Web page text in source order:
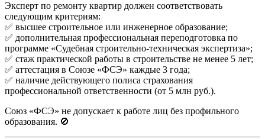
Эксперт по ремонту квартир должен соответствовать
следующим критериям:
✅ высшее строительное или инженерное образование;
✅ дополнительная профессиональная переподготовка по
программе «Судебная строительно-техническая экспертиза»;
✅ стаж практической работы в строительстве не менее 5 лет;
✅ аттестация в Союзе «ФСЭ» каждые 3 года;
✅ наличие действующего полиса страхования
профессиональной ответственности (от 5 млн руб.).
Союз «ФСЭ» не допускает к работе лиц без профильного
образования. 🚫